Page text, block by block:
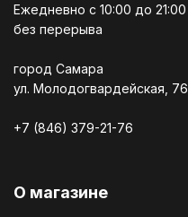
Ежедневно c 10:00 до 21:00
без перерыва
город Самара
ул. Молодогвардейская, 76
+7 (846) 379-21-76
О магазине